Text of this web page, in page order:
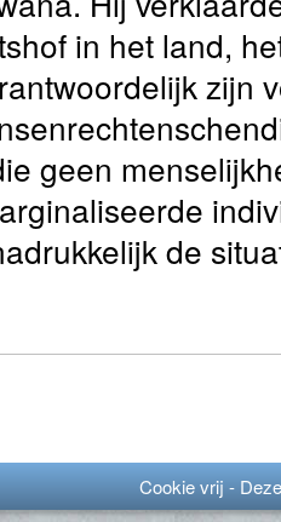
in het land,
zijn
geen
de
Cookie vrij -